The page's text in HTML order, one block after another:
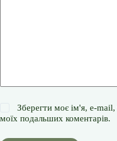
Зберегти моє ім'я, e-
моїх подальших коментарів.